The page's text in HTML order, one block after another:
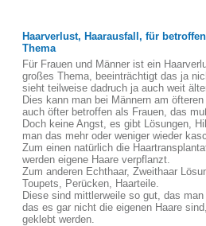
Haarverlust, Haarausfall, für
Thema
Für Frauen und Männer ist ein
großes Thema, beeinträchtigt das ja
sieht teilweise dadruch ja auch weit
Dies kann man bei Männern am
auch öfter betroffen als Frauen, das
Doch keine Angst, es gibt Lösungen,
man das mehr oder weniger wieder
Zum einen natürlich die
werden eigene Haare verpflanzt.
Zum anderen Echthaar, Zweithaar
Toupets, Perücken, Haarteile.
Diese sind mittlerweile so gut, das
das es gar nicht die eigenen Haare
geklebt werden.